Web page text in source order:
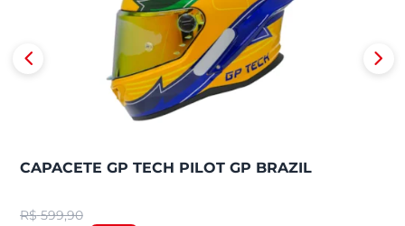
CAPACETE GP TECH PILOT GP BRAZIL
R$ 599,90